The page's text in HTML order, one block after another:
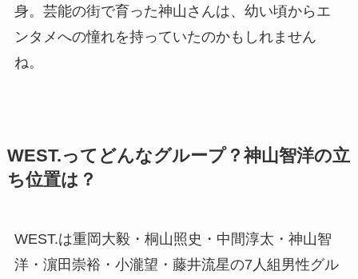
身。芸能の街で育った神山さんは、幼い頃からエ
ンタメへの憧れを持っていたのかもしれません
ね。
WEST.ってどんなグループ？神山智洋の立
ち位置は？
WEST.は重岡大毅・桐山照史・中間淳太・神山智
洋・濵田崇裕・小瀧望・藤井流星の7人組男性グル